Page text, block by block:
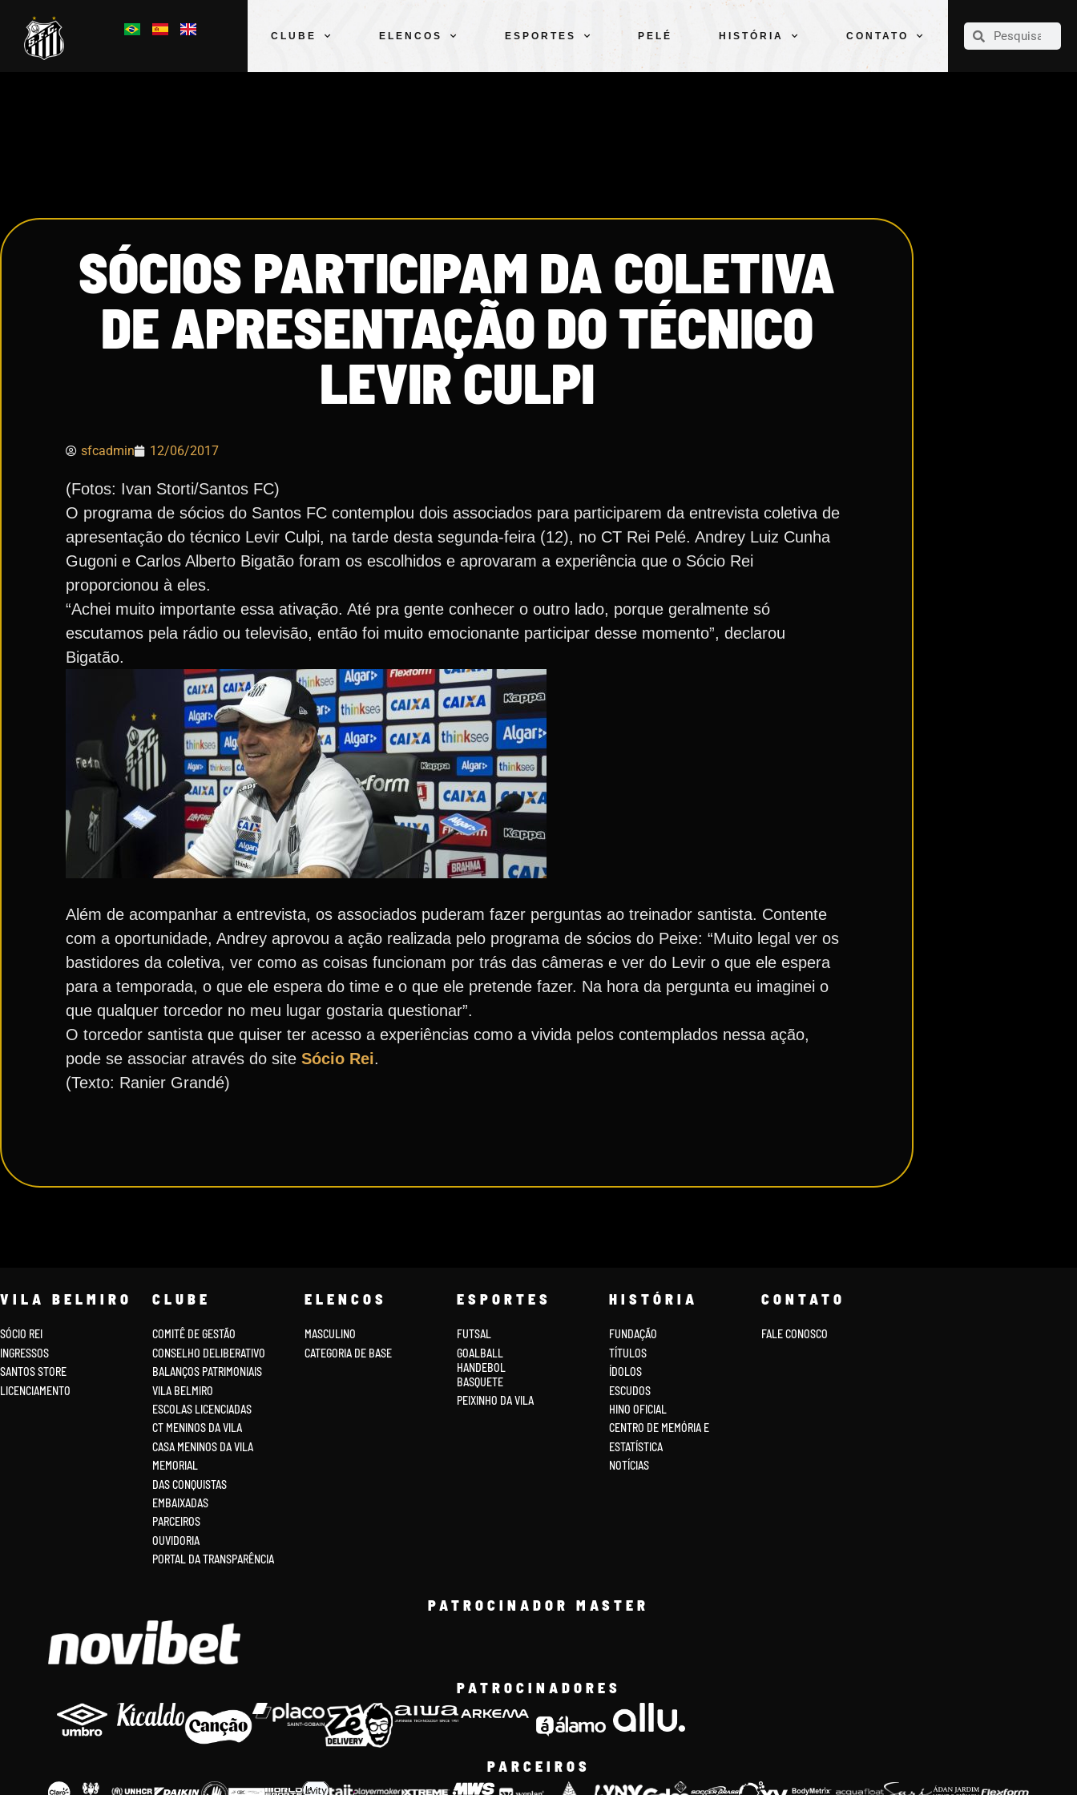
CLUBE ELENCOS ESPORTES PELÉ HISTÓRIA CONTATO
CLUBE
SÓCIOS PARTICIPAM DA COLETIVA
DE APRESENTAÇÃO DO TÉCNICO
LEVIR CULPI
sfcadmin 12/06/2017
(Fotos: Ivan Storti/Santos FC)
O programa de sócios do Santos FC contemplou dois associados para participarem da entrevista coletiva de
apresentação do técnico Levir Culpi, na tarde desta segunda-feira (12), no CT Rei Pelé. Andrey Luiz Cunha
Gugoni e Carlos Alberto Bigatão foram os escolhidos e aprovaram a experiência que o Sócio Rei
proporcionou à eles.
“Achei muito importante essa ativação. Até pra gente conhecer o outro lado, porque geralmente só
escutamos pela rádio ou televisão, então foi muito emocionante participar desse momento”, declarou
Bigatão.
Além de acompanhar a entrevista, os associados puderam fazer perguntas ao treinador santista. Contente
com a oportunidade, Andrey aprovou a ação realizada pelo programa de sócios do Peixe: “Muito legal ver os
bastidores da coletiva, ver como as coisas funcionam por trás das câmeras e ver do Levir o que ele espera
para a temporada, o que ele espera do time e o que ele pretende fazer. Na hora da pergunta eu imaginei o
que qualquer torcedor no meu lugar gostaria questionar”.
O torcedor santista que quiser ter acesso a experiências como a vivida pelos contemplados nessa ação,
pode se associar através do site Sócio Rei.
(Texto: Ranier Grandé)
VILA BELMIRO
SÓCIO REI
INGRESSOS
SANTOS STORE
LICENCIAMENTO
CLUBE
COMITÊ DE GESTÃO
CONSELHO DELIBERATIVO
BALANÇOS PATRIMONIAIS
VILA BELMIRO
ESCOLAS LICENCIADAS
CT MENINOS DA VILA
CASA MENINOS DA VILA
MEMORIAL
DAS CONQUISTAS
EMBAIXADAS
PARCEIROS
OUVIDORIA
PORTAL DA TRANSPARÊNCIA
ELENCOS
MASCULINO
CATEGORIA DE BASE
ESPORTES
FUTSAL
GOALBALL
HANDEBOL
BASQUETE
PEIXINHO DA VILA
HISTÓRIA
FUNDAÇÃO
TÍTULOS
ÍDOLOS
ESCUDOS
HINO OFICIAL
CENTRO DE MEMÓRIA E
ESTATÍSTICA
NOTÍCIAS
CONTATO
FALE CONOSCO
PATROCINADOR MASTER
PATROCINADORES
PARCEIROS